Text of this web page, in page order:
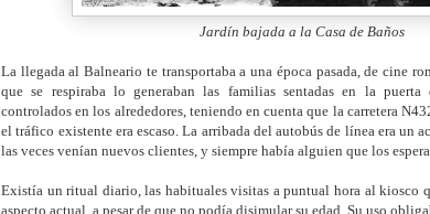
Jardín bajada a la Casa de Baños
La llegada al Balneario te transportaba a una época pasada, de cine
que se respiraba lo generaban las familias sentadas en la
controlados en los alrededores, teniendo en cuenta que la carretera
el tráfico existente era escaso. La arribada del autobús de línea era un
las veces venían nuevos clientes, y siempre había alguien que los
Existía un ritual diario, las habituales visitas a puntual hora al kiosco
aspecto actual, a pesar de que no podía disimular su edad. Su uso